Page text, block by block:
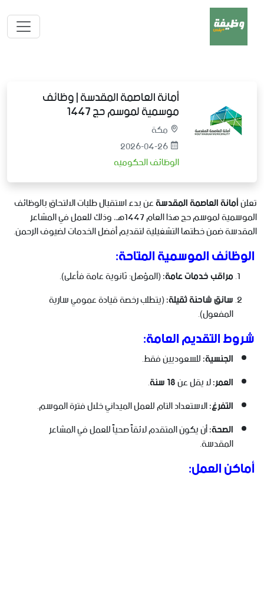
أمانة العاصمة المقدسة | وظائف
موسمية لموسم حج 1447
مكة
2026-04-26
الوظائف الحكوميه
تعلنأمانة العاصمة المقدسةعن بدء استقبال طلبات الالتحاق بالوظائف
الموسمية لموسم حج هذا العام 1447هـ، وذلك للعمل في المشاعر
المقدسة ضمن خطتها التشغيلية لتقديم أفضل الخدمات لضيوف الرحمن.
الوظائف الموسمية المتاحة:
مراقب خدمات عامة:(المؤهل: ثانوية عامة فأعلى).
سائق شاحنة ثقيلة:(يتطلب رخصة قيادة عمومي سارية
المفعول).
شروط التقديم العامة:
الجنسية:للسعوديين فقط.
العمر:لا يقل عن18 سنة
.
التفرغ:الاستعداد التام للعمل الميداني خلال فترة الموسم.
الصحة:أن يكون المتقدم لائقاً صحياً للعمل في المشاعر
المقدسة.
أماكن العمل: